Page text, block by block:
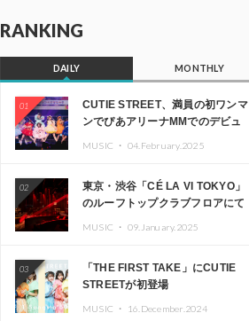
RANKING
DAILY MONTHLY
01
CUTIE STREET、満員の初ワンマ
ンでぴあアリーナMMでのデビュ
MUSIC ・ 04.February.2025
02
東京・渋谷「CÉ LA VI TOKYO」
のルーフトップクラブフロアにて
Kza（FORCE OF NATURE）ら日
本を代表するDJ・クリエイターが
出演
MUSIC ・ 09.January.2025
03
「THE FIRST TAKE」にCUTIE
STREETが初登場
MUSIC ・ 16.December.2024